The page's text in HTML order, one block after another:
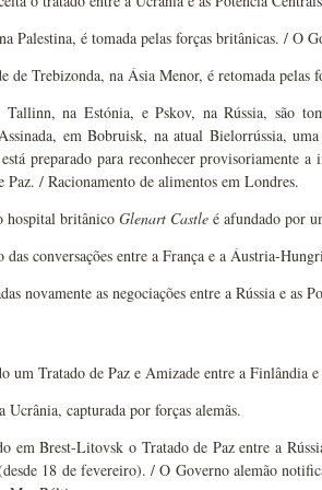
Palestina, é tomada pelas forças britânicas. / O
de Trebizonda, na Ásia Menor, é retomada pelas
na Estónia, e Pskov, na Rússia, são
em Bobruisk, na atual Bielorrússia,
preparado para reconhecer provisoriamente
Paz. / Racionamento de alimentos em Londres.
hospital britânico Glenart Castle é afundado por
das conversações entre a França e a Áustria-
novamente as negociações entre a Rússia e as
um Tratado de Paz e Amizade entre a Finlândia e
Ucrânia, capturada por forças alemãs.
em Brest-Litovsk o Tratado de Paz entre a
18 de fevereiro). / O Governo alemão